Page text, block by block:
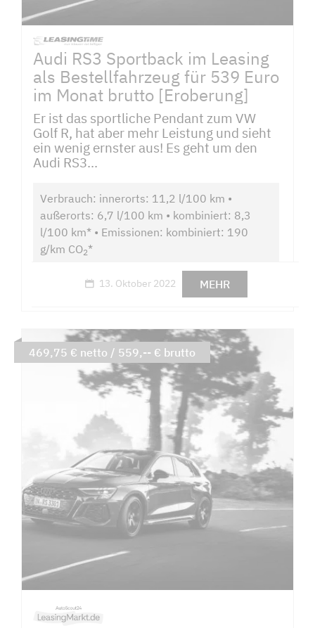
Audi RS3 Sportback im Leasing
als Bestellfahrzeug für 539 Euro
im Monat brutto [Eroberung]
Er ist das sportliche Pendant zum VW
Golf R, hat aber mehr Leistung und sieht
ein wenig ernster aus! Es geht um den
Audi RS3...
Verbrauch: innerorts: 11,2 l/100 km •
außerorts: 6,7 l/100 km • kombiniert: 8,3
l/100 km* • Emissionen: kombiniert: 190
g/km CO2*
13. Oktober 2022 MEHR
469,75 € netto / 559,-- € brutto